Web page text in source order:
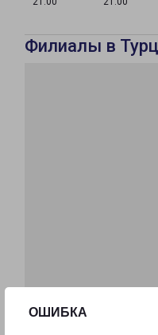
ОШИБКА
Филиалы в